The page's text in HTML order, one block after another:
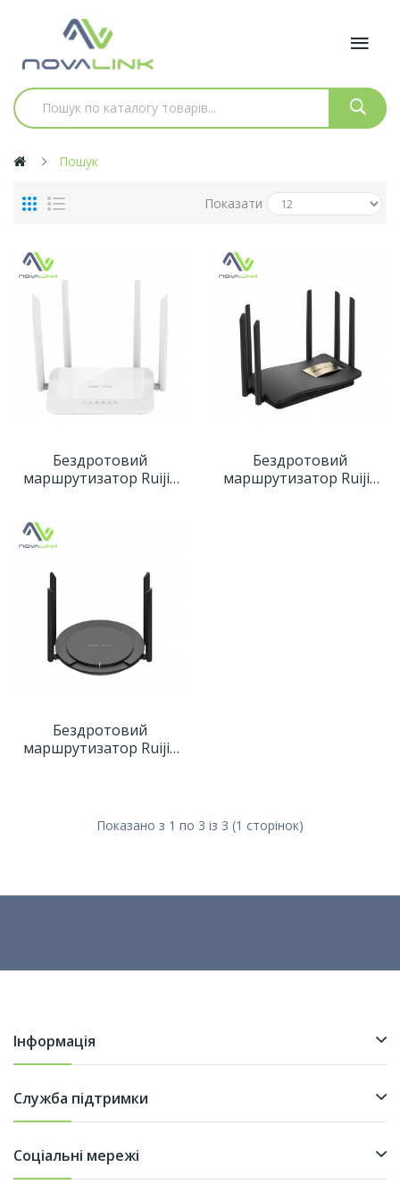
Пошук
Показати
Бездротовий
маршрутизатор Ruijie
Бездротовий
маршрутизатор Ruijie
Бездротовий
маршрутизатор Ruijie
Показано з 1 по 3 із 3 (1 сторінок)
Інформація
Служба підтримки
Соціальні мережі